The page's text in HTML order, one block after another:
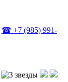
☎ +7 (985) 991-